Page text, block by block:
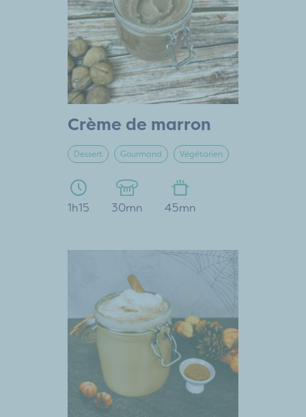
Crème de marron
Dessert Gourmand Végétarien
1h15 30mn 45mn